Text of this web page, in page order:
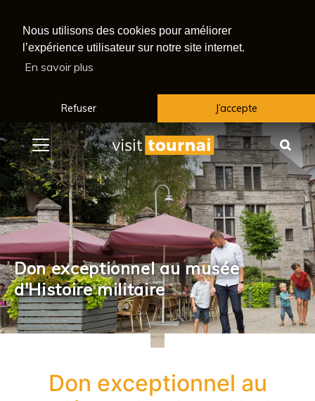
Nous utilisons des cookies pour améliorer
l’expérience utilisateur sur notre site internet.
En savoir plus
Refuser J’accepte
Don exceptionnel au musée
d'Histoire militaire
Menu
Don exceptionnel au